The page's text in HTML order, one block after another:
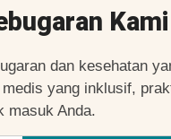
Kami
dan kesehatan
yang inklusif,
masuk Anda.